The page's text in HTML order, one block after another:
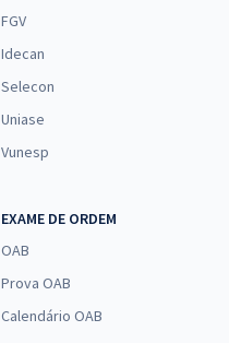
FGV
Idecan
Selecon
Uniase
Vunesp
EXAME DE ORDEM
OAB
Prova OAB
Calendário OAB